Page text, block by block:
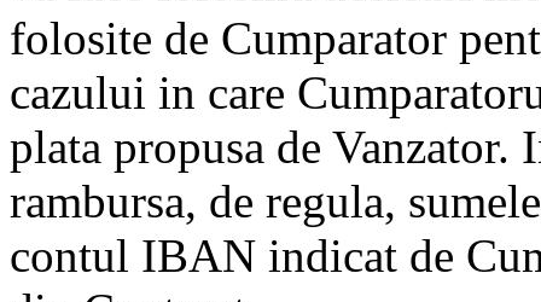
folosite de Cumparator
cazului in care
plata propusa de Vanzator.
rambursa, de regula,
contul IBAN indicat de